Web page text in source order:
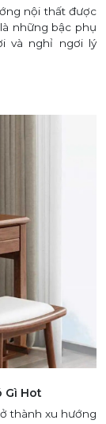
nội thất được
những bậc phụ
và nghỉ ngơi lý
Gì Hot
thành xu hướng